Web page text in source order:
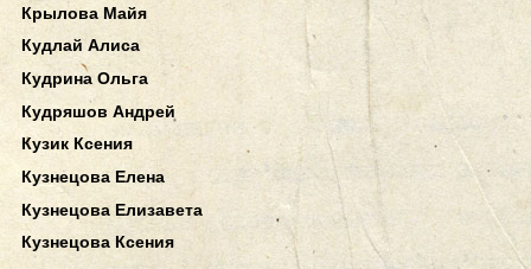
Крылова Майя
Кудлай Алиса
Кудрина Ольга
Кудряшов Андрей
Кузик Ксения
Кузнецова Елена
Кузнецова Елизавета
Кузнецова Ксения